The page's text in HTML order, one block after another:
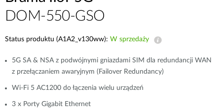
DOM-550-GSO
Status produktu (A1A2_v130ww): W sprzedaży
5G SA & NSA z podwójnymi gniazdami SIM dla redundancji WAN
z przełączaniem awaryjnym (Failover Redundancy)
Wi-Fi 5 AC1200 do łączenia wielu urządzeń
3 x Porty Gigabit Ethernet